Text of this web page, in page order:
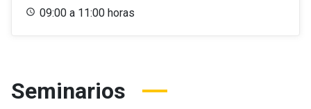
09:00 a 11:00 horas
Seminarios